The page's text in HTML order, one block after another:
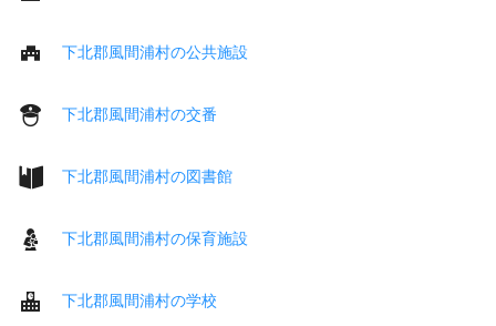
下北郡風間浦村の公共施設
下北郡風間浦村の交番
下北郡風間浦村の図書館
下北郡風間浦村の保育施設
下北郡風間浦村の学校